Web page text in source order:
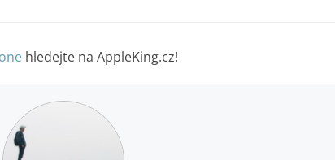
hledejte na AppleKing.cz!